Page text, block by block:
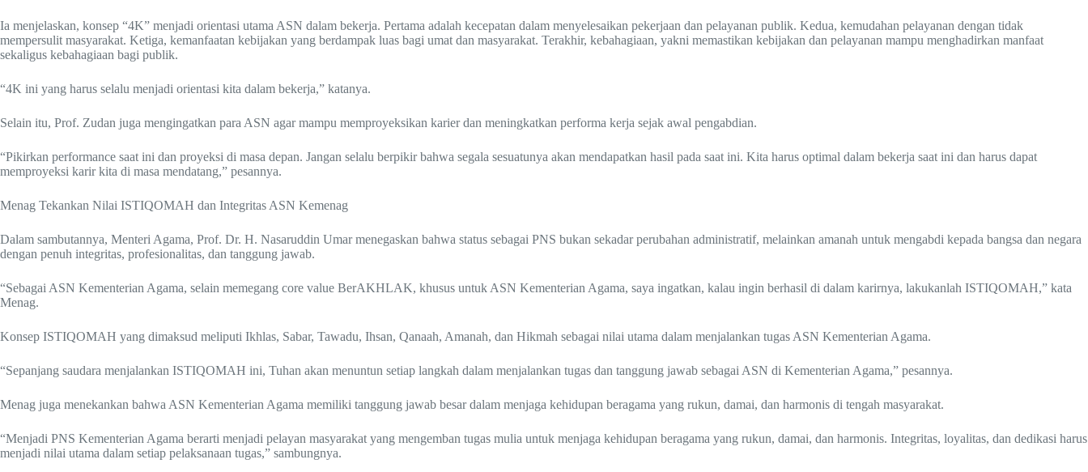
Ia menjelaskan, konsep “4K” menjadi orientasi utama ASN dalam bekerja. Pertama adalah kecepatan dalam menyelesaikan pekerjaan dan pelayanan publik. Kedua, kemudahan pelayanan dengan tidak
mempersulit masyarakat. Ketiga, kemanfaatan kebijakan yang berdampak luas bagi umat dan masyarakat. Terakhir, kebahagiaan, yakni memastikan kebijakan dan pelayanan mampu menghadirkan manfaat
sekaligus kebahagiaan bagi publik.
“4K ini yang harus selalu menjadi orientasi kita dalam bekerja,” katanya.
Selain itu, Prof. Zudan juga mengingatkan para ASN agar mampu memproyeksikan karier dan meningkatkan performa kerja sejak awal pengabdian.
“Pikirkan performance saat ini dan proyeksi di masa depan. Jangan selalu berpikir bahwa segala sesuatunya akan mendapatkan hasil pada saat ini. Kita harus optimal dalam bekerja saat ini dan harus dapat
memproyeksi karir kita di masa mendatang,” pesannya.
Menag Tekankan Nilai ISTIQOMAH dan Integritas ASN Kemenag
Dalam sambutannya, Menteri Agama, Prof. Dr. H. Nasaruddin Umar menegaskan bahwa status sebagai PNS bukan sekadar perubahan administratif, melainkan amanah untuk mengabdi kepada bangsa dan negara
dengan penuh integritas, profesionalitas, dan tanggung jawab.
“Sebagai ASN Kementerian Agama, selain memegang core value BerAKHLAK, khusus untuk ASN Kementerian Agama, saya ingatkan, kalau ingin berhasil di dalam karirnya, lakukanlah ISTIQOMAH,” kata
Menag.
Konsep ISTIQOMAH yang dimaksud meliputi Ikhlas, Sabar, Tawadu, Ihsan, Qanaah, Amanah, dan Hikmah sebagai nilai utama dalam menjalankan tugas ASN Kementerian Agama.
“Sepanjang saudara menjalankan ISTIQOMAH ini, Tuhan akan menuntun setiap langkah dalam menjalankan tugas dan tanggung jawab sebagai ASN di Kementerian Agama,” pesannya.
Menag juga menekankan bahwa ASN Kementerian Agama memiliki tanggung jawab besar dalam menjaga kehidupan beragama yang rukun, damai, dan harmonis di tengah masyarakat.
“Menjadi PNS Kementerian Agama berarti menjadi pelayan masyarakat yang mengemban tugas mulia untuk menjaga kehidupan beragama yang rukun, damai, dan harmonis. Integritas, loyalitas, dan dedikasi harus
menjadi nilai utama dalam setiap pelaksanaan tugas,” sambungnya.